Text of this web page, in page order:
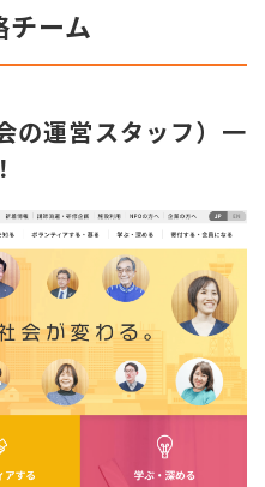
チーム
の運営スタッフ）一